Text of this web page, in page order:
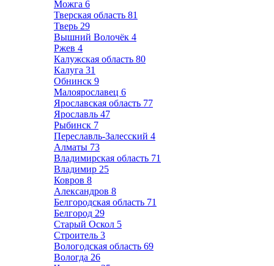
Можга 6
Тверская область 81
Тверь 29
Вышний Волочёк 4
Ржев 4
Калужская область 80
Калуга 31
Обнинск 9
Малоярославец 6
Ярославская область 77
Ярославль 47
Рыбинск 7
Переславль-Залесский 4
Алматы 73
Владимирская область 71
Владимир 25
Ковров 8
Александров 8
Белгородская область 71
Белгород 29
Старый Оскол 5
Строитель 3
Вологодская область 69
Вологда 26